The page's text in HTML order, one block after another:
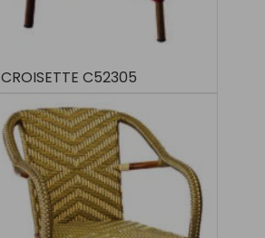
CROISETTE C52305